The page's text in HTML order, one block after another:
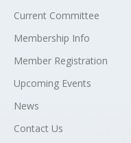
Current Committee
Membership Info
Member Registration
Upcoming Events
News
Contact Us